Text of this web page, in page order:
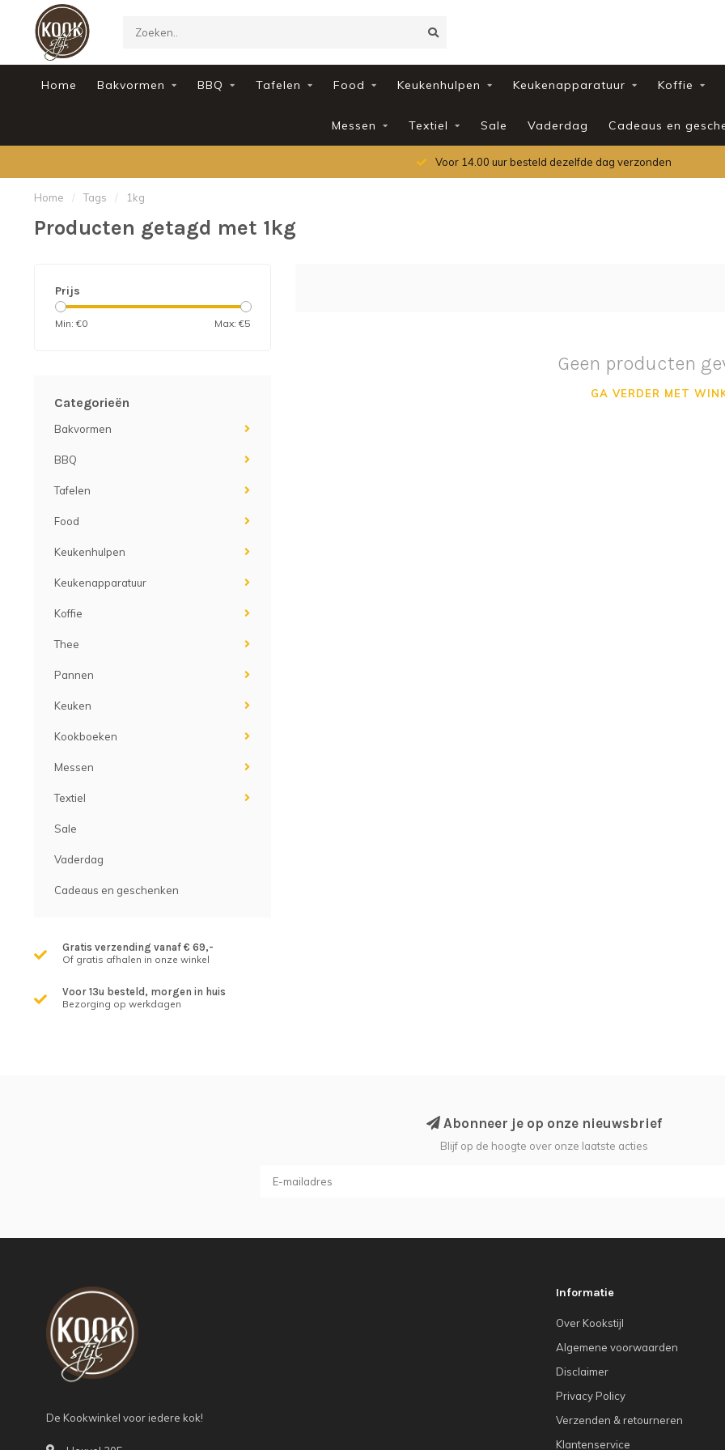
Home Bakvormen BBQ Tafelen Food Keukenhulpen Keukenapparatuur Koffie
Messen Textiel Sale Vaderdag Cadeaus en
Voor 14.00 uur besteld dezelfde dag verzonden
Home / Tags / 1kg
Producten getagd met 1kg
Prijs
Min: €0 Max: €5
Categorieën
Bakvormen
BBQ
Tafelen
Food
Keukenhulpen
Keukenapparatuur
Koffie
Thee
Pannen
Keuken
Kookboeken
Messen
Textiel
Sale
Vaderdag
Cadeaus en geschenken
Gratis verzending vanaf € 69,-
Of gratis afhalen in onze winkel
Voor 13u besteld, morgen in huis
Bezorging op werkdagen
Geen producten
GA VERDER MET
Abonneer je op onze nieuwsbrief
Blijf op de hoogte over onze laatste acties
De Kookwinkel voor iedere kok!
Informatie
Over Kookstijl
Algemene voorwaarden
Disclaimer
Privacy Policy
Verzenden & retourneren
Klantenservice